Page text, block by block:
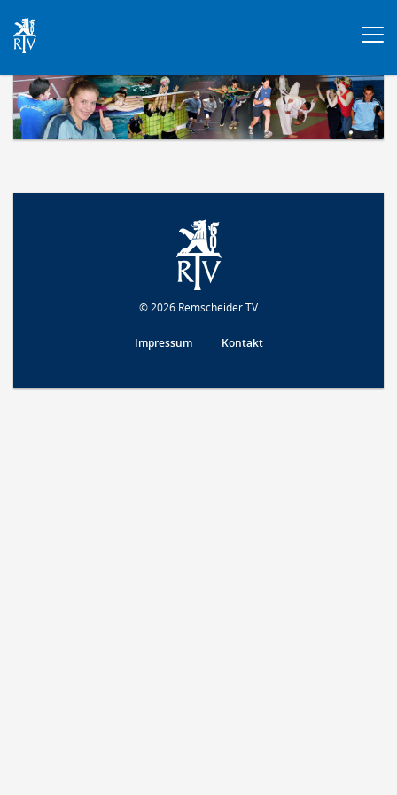
© 2026 Remscheider TV
Impressum Kontakt